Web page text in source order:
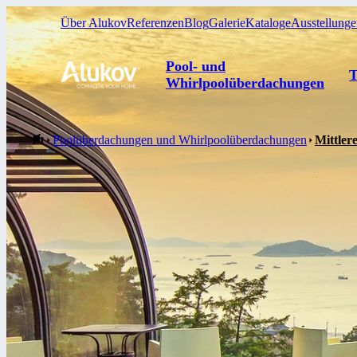
Über AlukovReferenzenBlogGalerieKataloge
Pool- und
Whirlpoolüberdachungen
Poolüberdachungen und Whirlpoolüberdachungen